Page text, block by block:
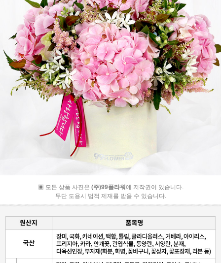
▣ 모든 상품 사진은(주)99플라워 에 저작권이 있습니다.
무단 도용시 법적 제재를 받을 수 있습니다.